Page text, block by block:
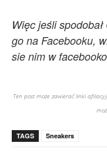
Więc jeśli
go na Facebooku,
sie nim w
Ten post może zawierać linki
TAGS Sneakers